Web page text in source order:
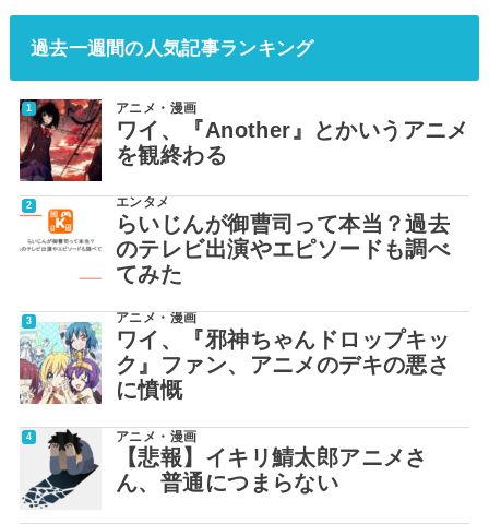
過去一週間の人気記事ランキング
アニメ・漫画
ワイ、『Another』とかいうアニメ
を観終わる
エンタメ
らいじんが御曹司って本当？過去
のテレビ出演やエピソードも調べ
てみた
アニメ・漫画
ワイ、『邪神ちゃんドロップキッ
ク』ファン、アニメのデキの悪さ
に憤慨
アニメ・漫画
【悲報】イキリ鯖太郎アニメさ
ん、普通につまらない